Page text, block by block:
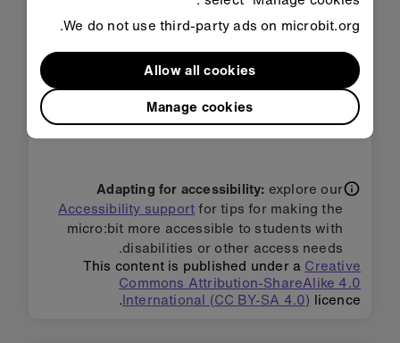
لجعلها أكثر أو أقل حساسية للأصوات العالية.
microphone.set_threshold(SoundEvent.
تريدها بين 0 و 255.
Adapting for accessibility: explore our
Accessibility supportfor tips for making the
micro:bit more accessible to students with
disabilities or other access needs.
This content is published under a Creative
Commons Attribution-ShareAlike 4.0
International (CC BY-SA 4.0) licence.
We do not use third-party ads on microbit.org.
Manage cookies
Allow all cookies